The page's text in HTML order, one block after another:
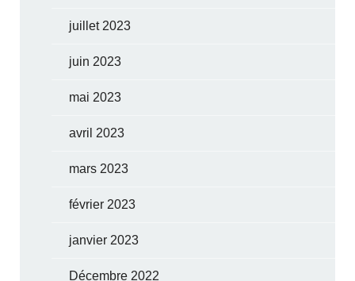
juillet 2023
juin 2023
mai 2023
avril 2023
mars 2023
février 2023
janvier 2023
Décembre 2022